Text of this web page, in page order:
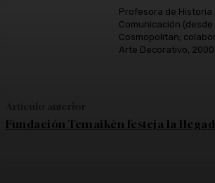
Profesora de Historia
Comunicación
Cosmopolitan;
Arte Decorativo,
Fundación Temaikèn festeja la